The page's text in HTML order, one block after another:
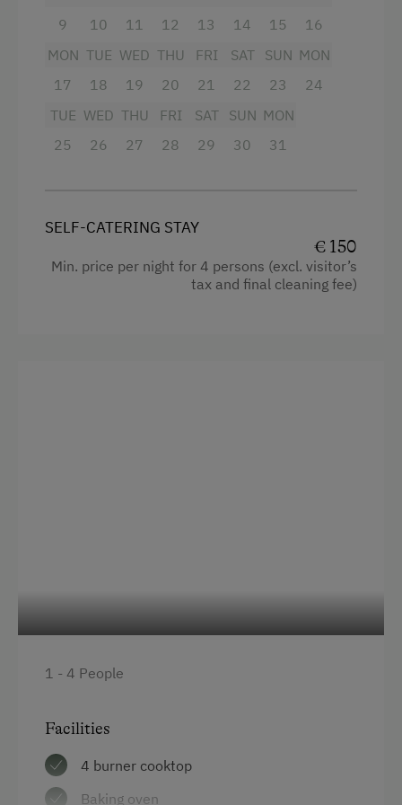
Crib / Cot
Towels
Coffee Machine
Microwave
Heating
Water kettle
9
10
11
12
13
14
15
16
MON
17
TUE
18
WED
19
THU
20
FRI
21
SAT
22
SUN
23
MON
24
TUE
25
WED
26
THU
27
FRI
28
SAT
29
SUN
30
MON
31
SELF-CATERING STAY
€ 150
Min. price per night for 4 persons (excl. visitor’s
tax and final cleaning fee)
1 - 4 People
Facilities
4 burner cooktop
Baking oven